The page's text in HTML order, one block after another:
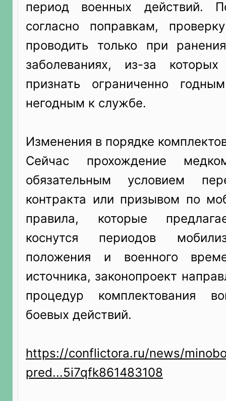
период военных
согласно поправкам,
проводить только при
заболеваниях, из-за
признать ограниченно
негодным к службе.
Изменения в порядке
Сейчас прохождение
обязательным условием
контракта или призывом по
правила, которые
коснутся периодов
положения и военного
источника, законопроект
процедур комплектования
боевых действий.
https://conflictora.ru/news/
pred...5i7qfk861483108